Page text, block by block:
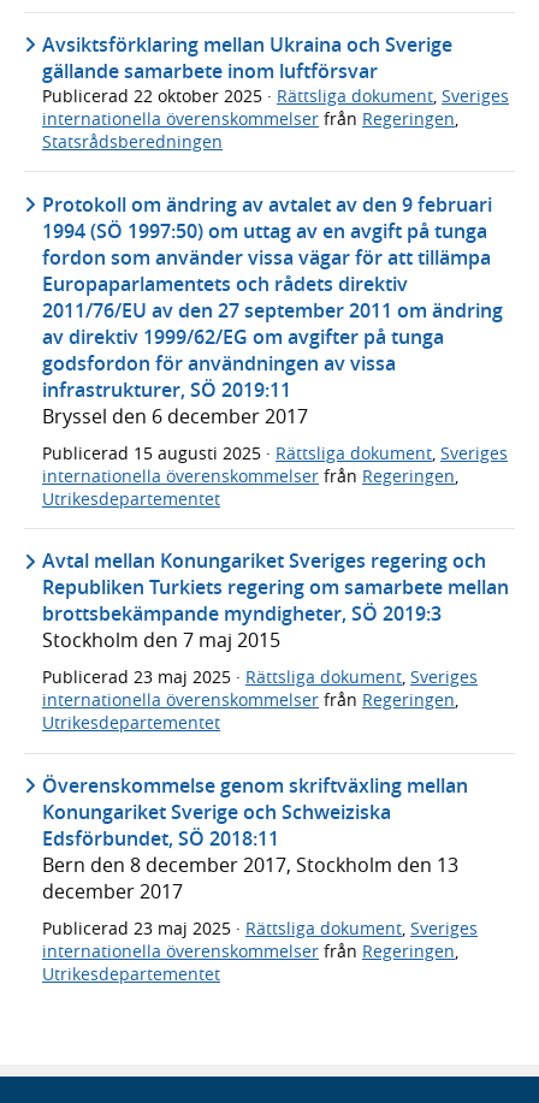
Avsiktsförklaring mellan Ukraina och Sverige
gällande samarbete inom luftförsvar
Publicerad 22 oktober 2025 · Rättsliga dokument, Sveriges
internationella överenskommelser från Regeringen,
Statsrådsberedningen
Protokoll om ändring av avtalet av den 9 februari
1994 (SÖ 1997:50) om uttag av en avgift på tunga
fordon som använder vissa vägar för att tillämpa
Europaparlamentets och rådets direktiv
2011/76/EU av den 27 september 2011 om ändring
av direktiv 1999/62/EG om avgifter på tunga
godsfordon för användningen av vissa
infrastrukturer, SÖ 2019:11
Bryssel den 6 december 2017
Publicerad 15 augusti 2025 · Rättsliga dokument Sveriges
internationella överenskommelser från Regeringen
Utrikesdepartementet
Avtal mellan Konungariket Sveriges regering och
Republiken Turkiets regering om samarbete mellan
brottsbekämpande myndigheter, SÖ 2019:3
Stockholm den 7 maj 2015
Publicerad 23 maj 2025 · Rättsliga dokument, Sveriges
internationella överenskommelser från Regeringen,
Utrikesdepartementet
Överenskommelse genom skriftväxling mellan
Konungariket Sverige och Schweiziska
Edsförbundet, SÖ 2018:11
Bern den 8 december 2017, Stockholm den 13
december 2017
Publicerad 23 maj 2025 · Rättsliga dokument, Sveriges
internationella överenskommelser från Regeringen,
Utrikesdepartementet